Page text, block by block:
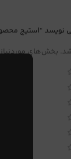
“استیج محصول
بخش‌های